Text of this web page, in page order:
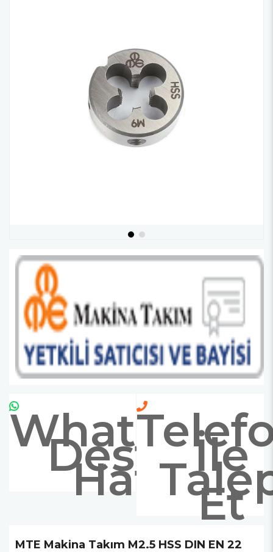
Whatsapp
Destek
Hattıİle
Et
MTE Makina Takım M2.5 HSS DIN EN 22